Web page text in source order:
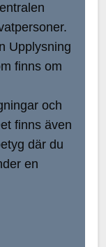
Upplysning
finns om
och
finns även
där du
en